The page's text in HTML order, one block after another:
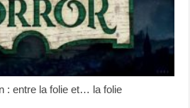
: entre la folie et… la folie